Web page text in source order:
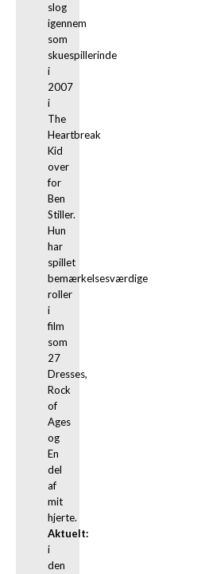
slog
igennem
som
skuespillerinde
i
2007
i
The
Heartbreak
Kid
over
for
Ben
Stiller.
Hun
har
spillet
bemærkelsesværdige
roller
i
film
som
27
Dresses,
Rock
of
Ages
og
En
del
af
mit
Aktuelt:
i
den